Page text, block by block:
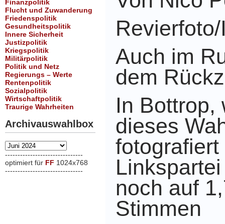
Finanzpolitik
Flucht und Zuwanderung
Friedenspolitik
Gesundheitspolitik
Innere Sicherheit
Justizpolitik
Kriegspolitik
Militärpolitik
Politik und Netz
Regierungs – Werte
Rentenpolitik
Sozialpolitik
Wirtschaftpolitik
Traurige Wahrheiten
Archivauswahlbox
Archivauswahlbox
-------------------------------
optimiert für FF 1024x768
-------------------------------
Auch im
dem
In Bottrop,
dieses
noch auf
Stimmen